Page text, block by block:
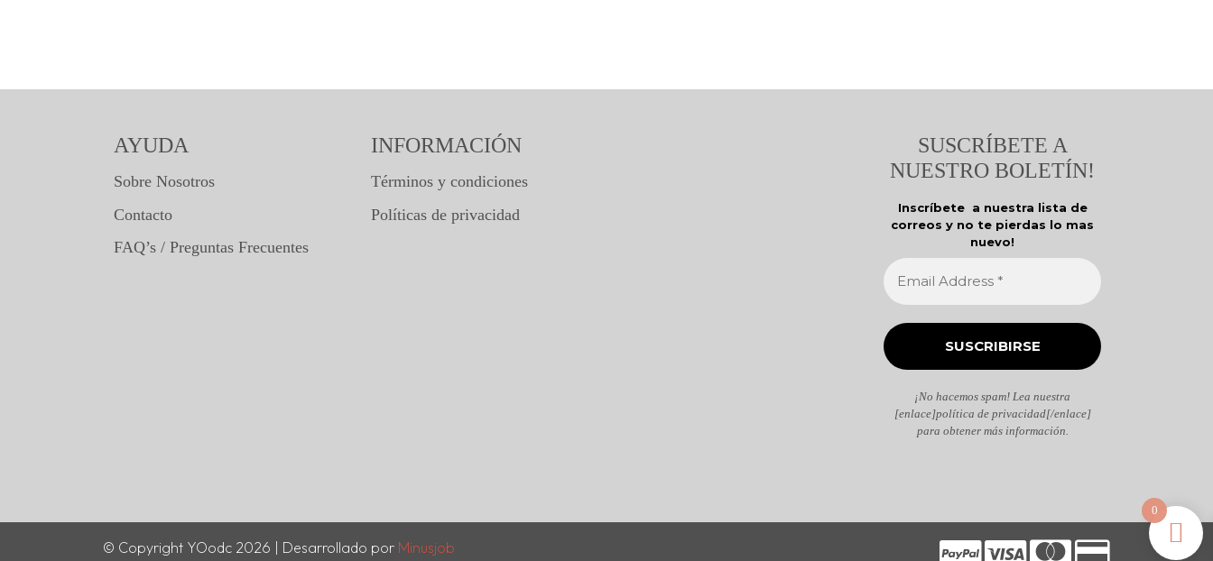
AYUDA
Sobre Nosotros
Contacto
FAQ’s / Preguntas Frecuentes
INFORMACIÓN
Términos y condiciones
Políticas de privacidad
SUSCRÍBETE A
NUESTRO BOLETÍN!
Inscríbete a nuestra lista de
correos y no te pierdas lo mas
nuevo!
¡No hacemos spam! Lea nuestra
[enlace]política de privacidad[/enlace]
para obtener más información.
© Copyright YOodc 2026 | Desarrollado por Minusjob
0